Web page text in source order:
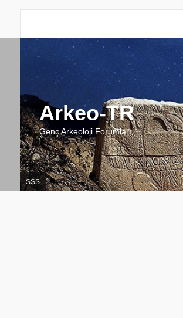
Arkeo-TR
Genç Arkeoloji Forumları
SSS